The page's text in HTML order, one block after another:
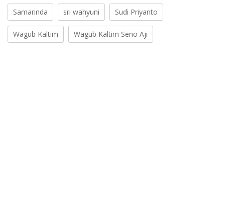
Samarinda sri wahyuni Sudi Priyanto
Wagub Kaltim Wagub Kaltim Seno Aji